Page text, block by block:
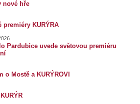
nové hře
premiéry KURÝRA
Pardubice uvede světovou premiéru
Mostě a KURÝROVI